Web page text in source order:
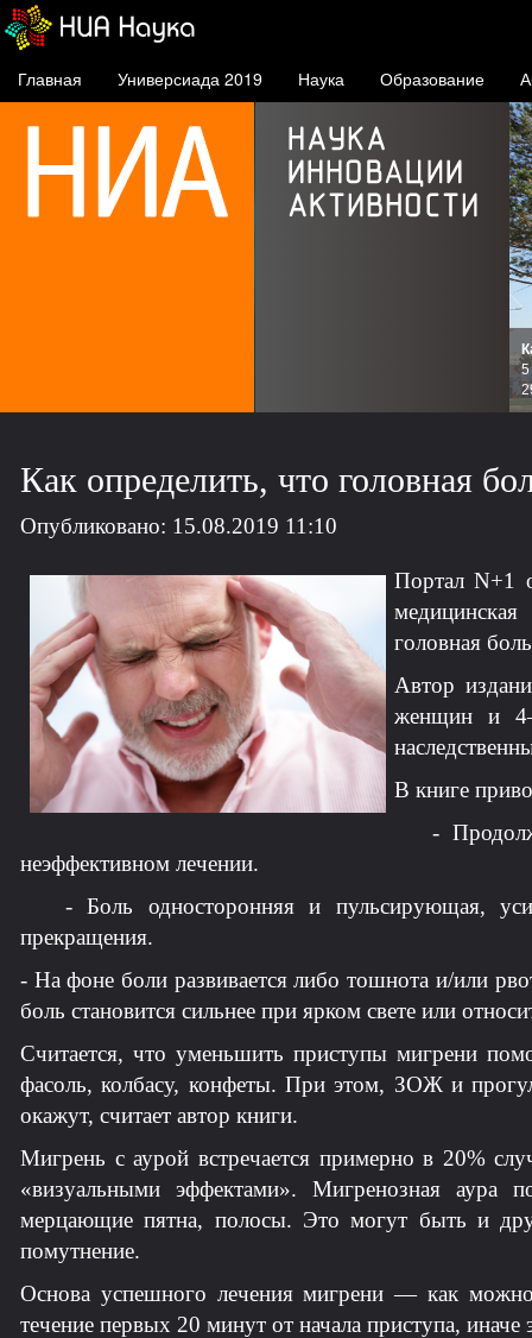
Главная Универсиада 2019 Наука Образование
5
Как определить, что головная
Опубликовано: 15.08.2019 11:10
Портал N+1
головная
Автор
женщин и
В книге
-
неэффективном лечении.
- Боль односторонняя и пульсирующая,
прекращения.
- На фоне боли развивается либо тошнота и/или
боль становится сильнее при ярком свете или
Считается, что уменьшить приступы мигрени
фасоль, колбасу, конфеты. При этом, ЗОЖ и
окажут, считает автор книги.
Мигрень с аурой встречается примерно в 20%
«визуальными эффектами». Мигренозная аура
мерцающие пятна, полосы. Это могут быть и
помутнение.
Основа успешного лечения мигрени — как
течение первых 20 минут от начала приступа,